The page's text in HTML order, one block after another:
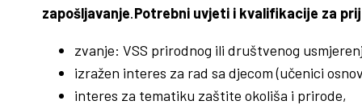
zapošljavanje.Potrebni uvjeti i kvalifikacije za
zvanje: VSS prirodnog ili društvenog
izražen interes za rad sa djecom (učenici
interes za tematiku zaštite okoliša i prirode,